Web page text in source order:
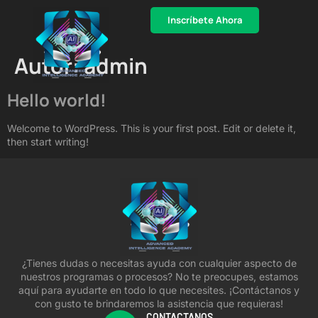
Inscríbete Ahora
Autor:admin
Hello world!
Welcome to WordPress. This is your first post. Edit or delete it,
then start writing!
¿Tienes dudas o necesitas ayuda con cualquier aspecto de
nuestros programas o procesos? No te preocupes, estamos
aquí para ayudarte en todo lo que necesites. ¡Contáctanos y
con gusto te brindaremos la asistencia que requieras!